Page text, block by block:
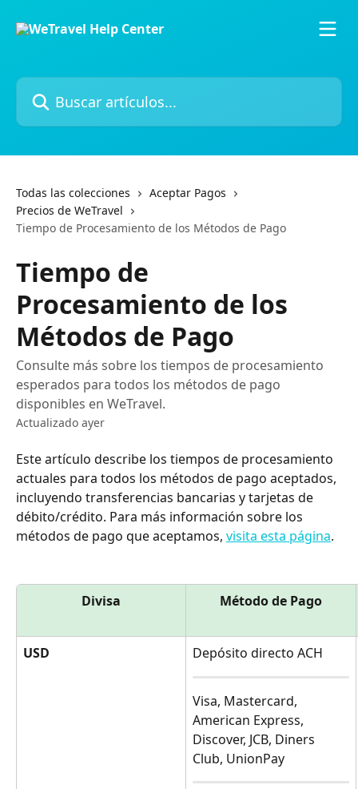
Buscar artículos...
Todas las colecciones
Aceptar Pagos
Precios de WeTravel
Tiempo de Procesamiento de los Métodos de Pago
Tiempo de
Procesamiento de los
Métodos de Pago
Consulte más sobre los tiempos de procesamiento
esperados para todos los métodos de pago
disponibles en WeTravel.
Actualizado ayer
Este artículo describe los tiempos de procesamiento
actuales para todos los métodos de pago aceptados,
incluyendo transferencias bancarias y tarjetas de
débito/crédito. Para más información sobre los
métodos de pago que aceptamos, visita esta página.
Divisa Método de Pago
USD Depósito directo ACH
Visa, Mastercard,
American Express,
Discover, JCB, Diners
Club, UnionPay